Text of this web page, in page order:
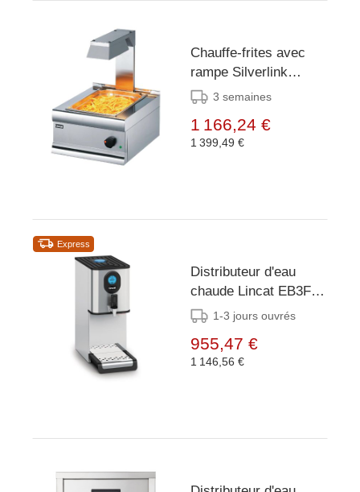
Chauffe-frites avec
rampe Silverlink
Lincat 600mm CS4/G
3 semaines
1 166,24 €
1 399,49 €
Express
Distributeur d'eau
chaude Lincat EB3FX
9 litres -
fixe
1-3 jours ouvrés
955,47 €
1 146,56 €